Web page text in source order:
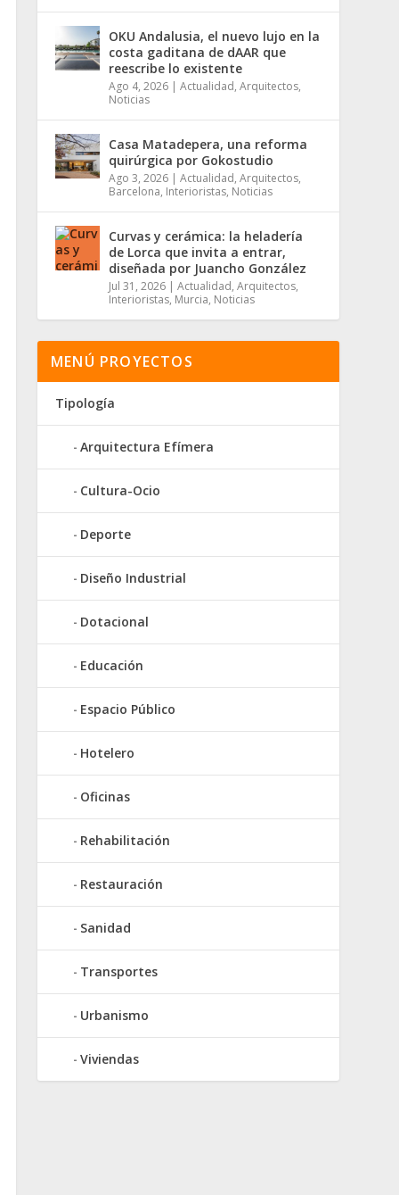
OKU Andalusia, el nuevo lujo en la
costa gaditana de dAAR que
reescribe lo existente
Ago 4, 2026 | Actualidad, Arquitectos,
Noticias
Casa Matadepera, una reforma
quirúrgica por Gokostudio
Ago 3, 2026 | Actualidad, Arquitectos,
Barcelona, Interioristas, Noticias
Curvas y cerámica: la heladería
de Lorca que invita a entrar,
diseñada por Juancho González
Jul 31, 2026 | Actualidad, Arquitectos,
Interioristas, Murcia, Noticias
MENÚ PROYECTOS
Tipología
Arquitectura Efímera
Cultura-Ocio
Deporte
Diseño Industrial
Dotacional
Educación
Espacio Público
Hotelero
Oficinas
Rehabilitación
Restauración
Sanidad
Transportes
Urbanismo
Viviendas